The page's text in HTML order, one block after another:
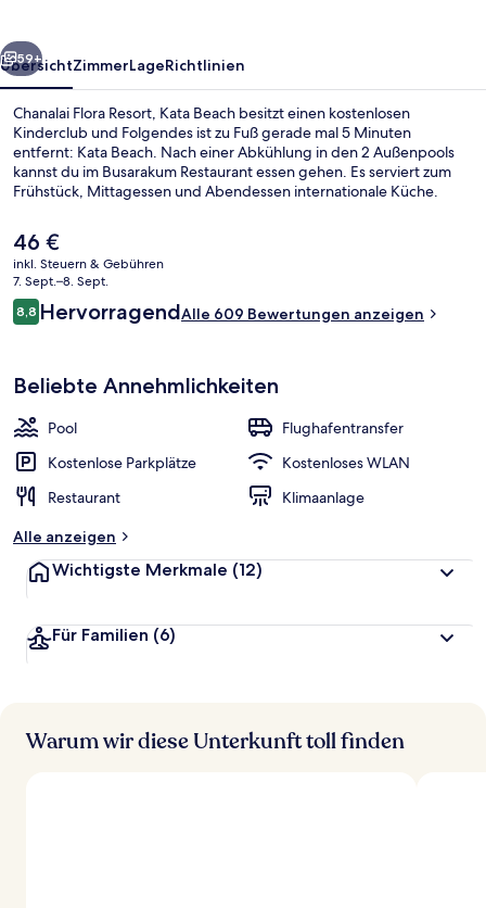
Weiter
59+
ÜbersichtZimmerLageRichtlinien
Chanalai Flora Resort, Kata Beach besitzt einen kostenlosen
Kinderclub und Folgendes ist zu Fuß gerade mal 5 Minuten
entfernt: Kata Beach. Nach einer Abkühlung in den 2 Außenpools
kannst du im Busarakum Restaurant essen gehen. Es serviert zum
Frühstück, Mittagessen und Abendessen internationale Küche.
Kinderbecken. Andere Reisende haben viel Gutes über das
hilfsbereite Personal zu berichten.
Der
aktuelle
Preis
beträgt
46 €.
46 €
inkl. Steuern & Gebühren
7. Sept.–8. Sept.
Bewertungen
8,88,8 von 10.
HervorragendAlle 609 Bewertungen anzeigen
Beliebte Annehmlichkeiten
Pool
Flughafentransfer
Kostenlose Parkplätze
Kostenloses WLAN
Restaurant
Klimaanlage
Alle anzeigen
Wichtigste Merkmale (12)
Für Familien (6)
Warum wir diese Unterkunft toll finden